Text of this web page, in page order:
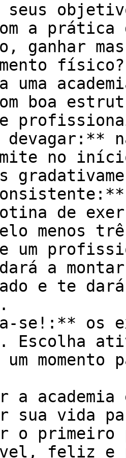
a
ganhar
físico?
uma
boa
e
devagar:**
no
de
menos
um
a
e te
se!:** os
Escolha
um
sua vida
o primeiro
feliz e